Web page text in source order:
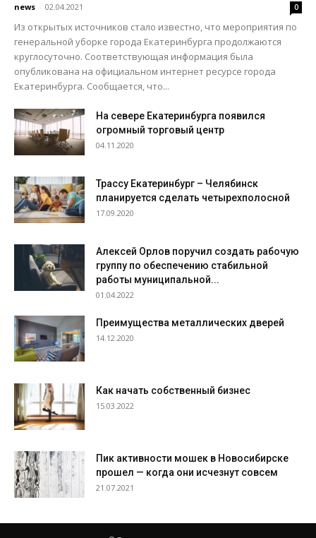
news - 02.04.2021 0
Из открытых источников стало известно, что мероприятия по
генеральной уборке города Екатеринбурга продолжаются
круглосуточно. Соответствующая информация была
опубликована на официальном интернет ресурсе города
Екатеринбурга. Сообщается, что...
На севере Екатеринбурга появился
огромный торговый центр
04.11.2020
Трассу Екатеринбург – Челябинск
планируется сделать четырехполосной
17.09.2020
Алексей Орлов поручил создать рабочую
группу по обеспечению стабильной
работы муниципальной...
01.04.2022
Преимущества металлических дверей
14.12.2020
Как начать собственный бизнес
15.03.2022
Пик активности мошек в Новосибирске
прошел — когда они исчезнут совсем
21.07.2021